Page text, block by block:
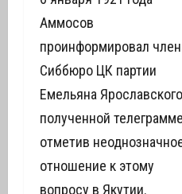
Аммосов
проинформировал
Сиббюро ЦК партии
Емельяна
полученной
отметив
отношение к этому
вопросу в Якутии.